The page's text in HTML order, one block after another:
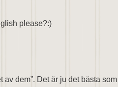
please?:)
av dem”. Det är ju det bästa